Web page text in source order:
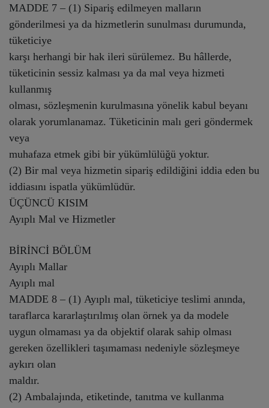
MADDE 7 – (1) Sipariş edilmeyen malların
gönderilmesi ya da hizmetlerin sunulması durumunda,
tüketiciye
karşı herhangi bir hak ileri sürülemez. Bu hâllerde,
tüketicinin sessiz kalması ya da mal veya hizmeti
kullanmış
olması, sözleşmenin kurulmasına yönelik kabul beyanı
olarak yorumlanamaz. Tüketicinin malı geri göndermek
veya
muhafaza etmek gibi bir yükümlülüğü yoktur.
(2) Bir mal veya hizmetin sipariş edildiğini iddia eden bu
iddiasını ispatla yükümlüdür.
ÜÇÜNCÜ KISIM
Ayıplı Mal ve Hizmetler
BİRİNCİ BÖLÜM
Ayıplı Mallar
Ayıplı mal
MADDE 8 – (1) Ayıplı mal, tüketiciye teslimi anında,
taraflarca kararlaştırılmış olan örnek ya da modele
uygun olmaması ya da objektif olarak sahip olması
gereken özellikleri taşımaması nedeniyle sözleşmeye
aykırı olan
maldır.
(2) Ambalajında, etiketinde, tanıtma ve kullanma